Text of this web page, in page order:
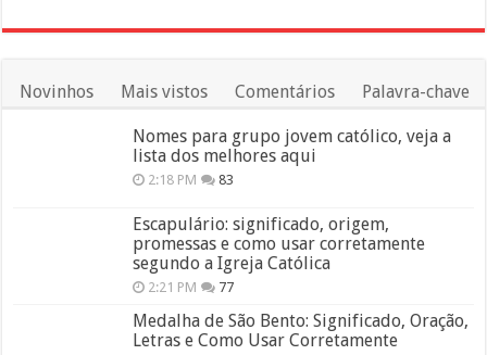
Novinhos Mais vistos Comentários Palavra-chave
Nomes para grupo jovem católico, veja a
lista dos melhores aqui
2:18 PM 83
Escapulário: significado, origem,
promessas e como usar corretamente
segundo a Igreja Católica
2:21 PM 77
Medalha de São Bento: Significado, Oração,
Letras e Como Usar Corretamente